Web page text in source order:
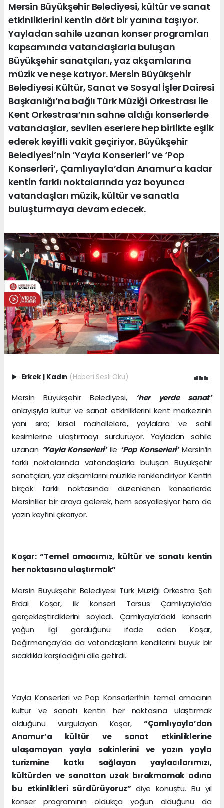
Mersin Büyükşehir Belediyesi, kültür ve sanat
etkinliklerini kentin dört bir yanına taşıyor.
Yayladan sahile uzanan konser programları
kapsamında vatandaşlarla buluşan
Büyükşehir sanatçıları, yaz akşamlarına
müzik ve neşe katıyor. Mersin Büyükşehir
Belediyesi Kültür, Sanat ve Sosyal İşler Dairesi
Başkanlığı’na bağlı Türk Müziği Orkestrası ile
Kent Orkestrası’nın sahne aldığı konserlerde
vatandaşlar, sevilen eserlere hep birlikte eşlik
ederek keyifli vakit geçiriyor. Büyükşehir
Belediyesi’nin ‘Yayla Konserleri’ ve ‘Pop
Konserleri’, Çamlıyayla’dan Anamur’a kadar
kentin farklı noktalarında yaz boyunca
vatandaşları müzik, kültür ve sanatla
buluşturmaya devam edecek.
Erkek | Kadın (Haberi Sesli Oku)
Mersin Büyükşehir Belediyesi, ‘her yerde sanat’
anlayışıyla kültür ve sanat etkinliklerini kent merkezinin
yanı sıra; kırsal mahallelere, yaylalara ve sahil
kesimlerine ulaştırmayı sürdürüyor. Yayladan sahile
uzanan ‘Yayla Konserleri’ile ‘Pop Konserleri’Mersin’in
farklı noktalarında vatandaşlarla buluşan Büyükşehir
sanatçıları, yaz akşamlarını müzikle renklendiriyor. Kentin
birçok farklı noktasında düzenlenen konserlerde
Mersinliler bir araya gelerek, hem sosyalleşiyor hem de
yazın keyfini çıkarıyor.
Koşar: “Temel amacımız, kültür ve sanatı kentin
her noktasına ulaştırmak”
Mersin Büyükşehir Belediyesi Türk Müziği Orkestra Şefi
Erdal Koşar, ilk konseri Tarsus Çamlıyayla’da
gerçekleştirdiklerini söyledi. Çamlıyayla’daki konserin
yoğun ilgi gördüğünü ifade eden Koşar,
Değirmençay’da da vatandaşların kendilerini büyük bir
sıcaklıkla karşıladığını dile getirdi.
Yayla Konserleri ve Pop Konserleri’nin temel amacının
kültür ve sanatı kentin her noktasına ulaştırmak
olduğunu vurgulayan Koşar, “Çamlıyayla’dan
Anamur’a kültür ve sanat etkinliklerine
ulaşamayan yayla sakinlerini ve yazın yayla
turizmine katkı sağlayan yaylacılarımızı,
kültürden ve sanattan uzak bırakmamak adına
bu etkinlikleri sürdürüyoruz”diye konuştu. Bu yıl
konser programının oldukça yoğun olduğunu da